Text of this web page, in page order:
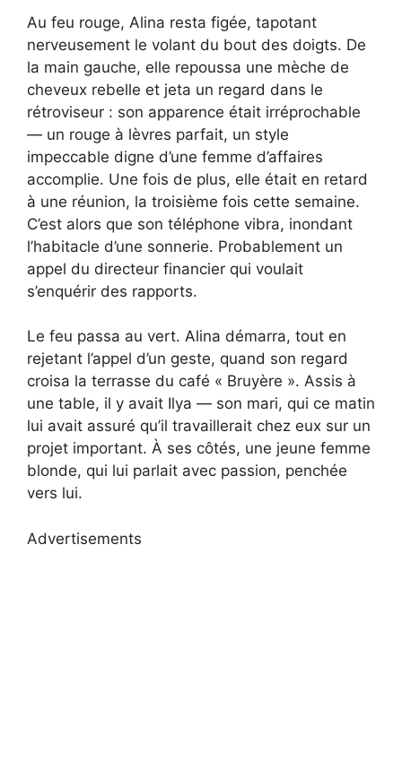
Au feu rouge, Alina resta figée, tapotant
nerveusement le volant du bout des doigts. De
la main gauche, elle repoussa une mèche de
cheveux rebelle et jeta un regard dans le
rétroviseur : son apparence était irréprochable
— un rouge à lèvres parfait, un style
impeccable digne d’une femme d’affaires
accomplie. Une fois de plus, elle était en retard
à une réunion, la troisième fois cette semaine.
C’est alors que son téléphone vibra, inondant
l’habitacle d’une sonnerie. Probablement un
appel du directeur financier qui voulait
s’enquérir des rapports.
Le feu passa au vert. Alina démarra, tout en
rejetant l’appel d’un geste, quand son regard
croisa la terrasse du café « Bruyère ». Assis à
une table, il y avait Ilya — son mari, qui ce matin
lui avait assuré qu’il travaillerait chez eux sur un
projet important. À ses côtés, une jeune femme
blonde, qui lui parlait avec passion, penchée
vers lui.
Advertisements